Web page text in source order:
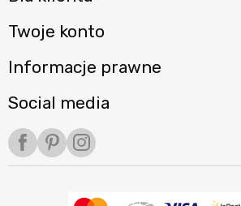
Twoje konto
Informacje prawne
Social media
Facebook
PinterestInstagram